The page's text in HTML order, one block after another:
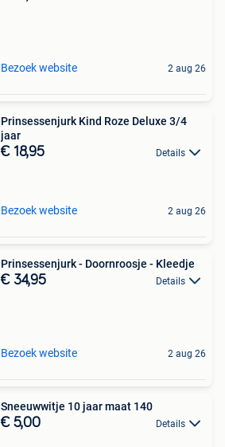
Bezoek website 2 aug 26
Prinsessenjurk Kind Roze Deluxe 3/4
jaar
€ 18,95 Details
Bezoek website 2 aug 26
Prinsessenjurk - Doornroosje - Kleedje
€ 34,95 Details
Bezoek website 2 aug 26
Sneeuwwitje 10 jaar maat 140
€ 5,00 Details